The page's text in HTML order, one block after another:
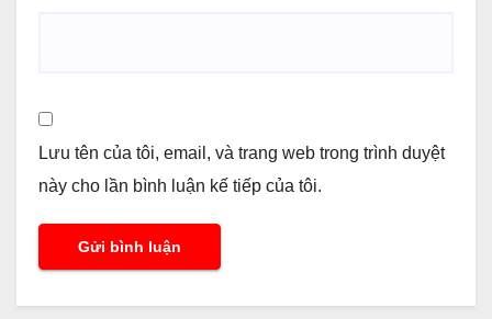
Lưu tên của tôi, email, và trang web trong trình duyệt
này cho lần bình luận kế tiếp của tôi.